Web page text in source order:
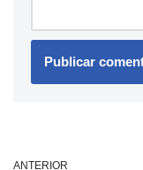
ANTERIOR